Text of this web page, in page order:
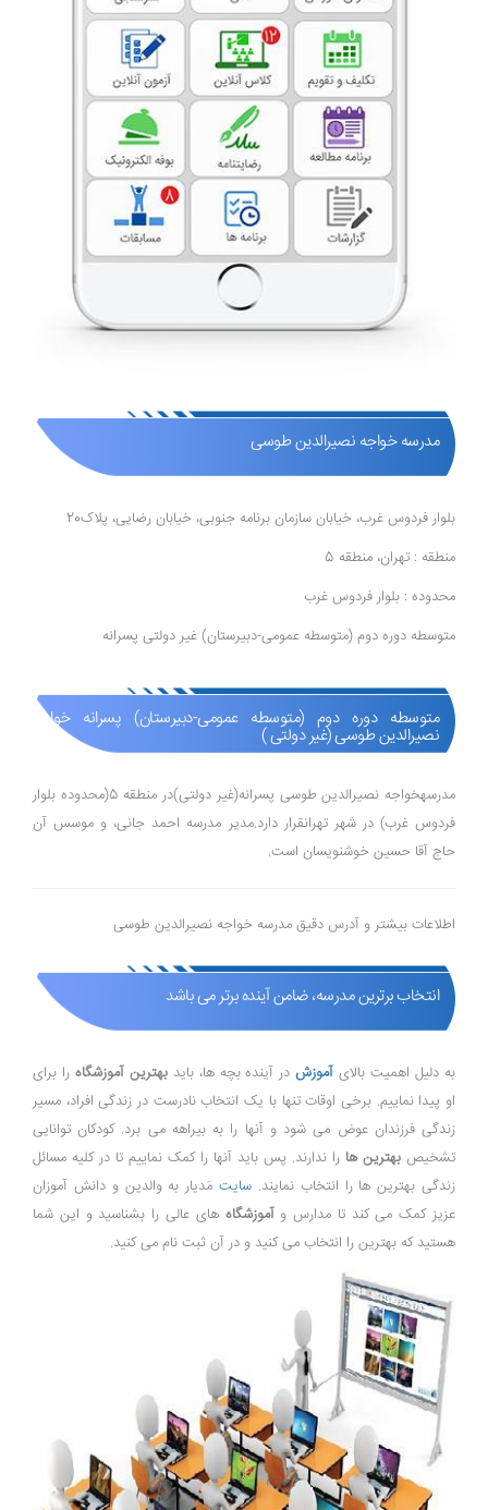
مدرسه خواجه نصیرالدین طوسی
بلوار فردوس غرب، خیابان سازمان برنامه جنوبی، خیابان رضایی، پلاک20
منطقه : تهران، منطقه 5
محدوده : بلوار فردوس غرب
متوسطه دوره دوم (متوسطه عمومی-دبیرستان) غیر دولتی پسرانه
متوسطه دوره دوم (متوسطه عمومی-دبیرستان) پسرانه خواجه
نصیرالدین طوسی (غیر دولتی )
مدرسهخواجه نصیرالدین طوسی پسرانه(غیر دولتی)در منطقه 5(محدوده بلوار
فردوس غرب) در شهر تهرانقرار دارد.مدیر مدرسه احمد جانی، و موسس آن
حاج آقا حسین خوشنویسان است.
اطلاعات بیشتر و آدرس دقیق مدرسه خواجه نصیرالدین طوسی
انتخاب برترین مدرسه، ضامن آینده برتر می باشد
به دلیل اهمیت بالای آموزشدر آینده بچه ها، بایدبهترین آموزشگاهرا برای
او پیدا نماییم. برخی اوقات تنها با یک انتخاب نادرست در زندگی افراد، مسیر
زندگی فرزندان عوض می شود و آنها را به بیراهه می برد. کودکان توانایی
تشخیص بهترین ها را ندارند. پس باید آنها را کمک نماییم تا در کلیه مسائل
زندگی بهترین ها را انتخاب نمایند. سایت مَدیار به والدین و دانش آموزان
عزیز کمک می کند تا مدارس وآموزشگاه های عالی را بشناسید و این شما
هستید که بهترین را انتخاب می کنید و در آن ثبت نام می کنید.